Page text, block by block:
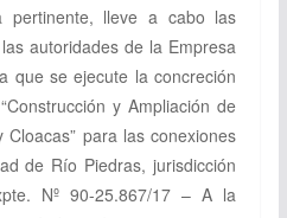
lleve a cabo las
autoridades de la Empresa
que se ejecute la concreción
y Ampliación de
para las conexiones
de Río Piedras, jurisdicción
Nº 90-25.867/17 – A la